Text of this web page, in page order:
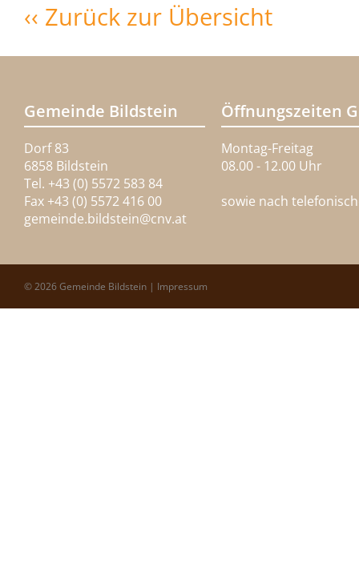
‹‹ Zurück zur Übersicht
Gemeinde Bildstein
Dorf 83
6858 Bildstein
Tel. +43 (0) 5572 583 84
Fax +43 (0) 5572 416 00
gemeinde.bildstein@cnv.at
Öffnungszeiten
Montag-Freitag
08.00 - 12.00 Uhr
sowie nach
© 2026 Gemeinde Bildstein | Impressum